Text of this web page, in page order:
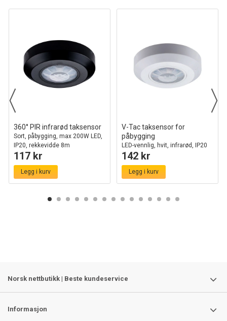
360° PIR infrarød taksensor
Sort, påbygging, max 200W LED,
IP20, rekkevidde 8m
117 kr
Legg i kurv
V-Tac taksensor for
påbygging
LED-vennlig, hvit, infrarød, IP20
innendørs
142 kr
Legg i kurv
Norsk nettbutikk | Beste kundeservice
Informasjon